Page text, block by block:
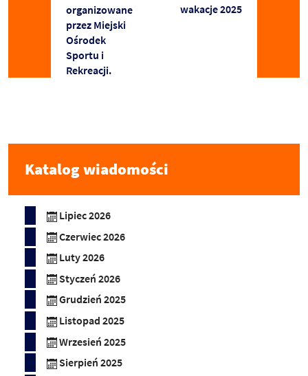
organizowane
przez Miejski
Ośrodek
Sportu i
Rekreacji.
wakacje 2025
Katalog wiadomości
Lipiec 2026
Czerwiec 2026
Luty 2026
Styczeń 2026
Grudzień 2025
Listopad 2025
Wrzesień 2025
Sierpień 2025